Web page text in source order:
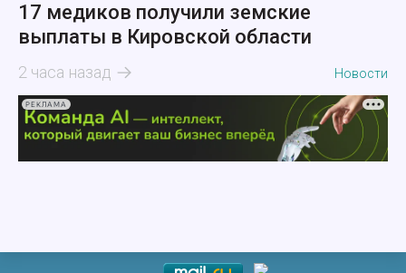
17 медиков получили земские
выплаты в Кировской области
2 часа назад Новости
РЕКЛАМА